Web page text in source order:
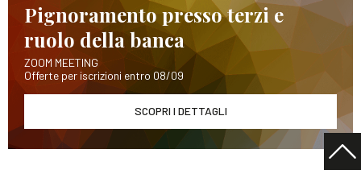
Pignoramento presso terzi e
ruolo della banca
ZOOM MEETING
Offerte per iscrizioni entro 08/09
SCOPRI I DETTAGLI